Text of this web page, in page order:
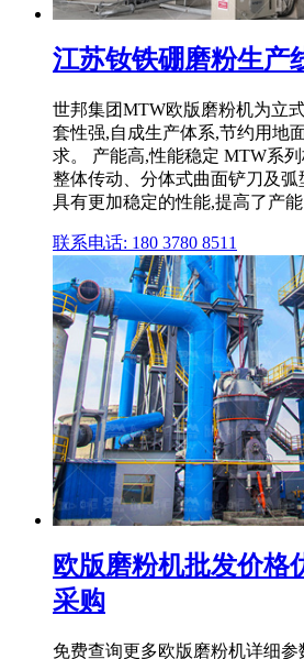
江苏钕铁硼磨粉生产
世邦集团MTW欧版磨粉机为立
套性强,自成生产体系,节约用地
求。 产能高,性能稳定 MTW系
整体传动、分体式曲面铲刀及
具有更加稳定的性能,提高了产能
联系电话: 180 3780 8511
欧版磨粉机批发价格
采购
免费查询更多欧版磨粉机详细